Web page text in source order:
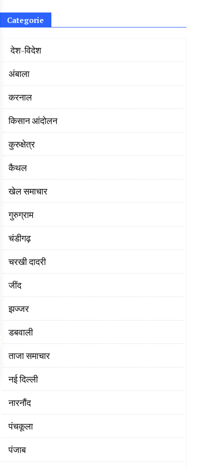
Categorie
‌ देश-विदेश
अंबाला
करनाल
किसान आंदोलन
कुरुक्षेत्र
कैथल
खेल समाचार
गुरुग्राम
चंडीगढ़
चरखी दादरी
‌जींद
झज्जर
डबवाली
ताजा समाचार
नई दिल्ली
नारनौंद
पंचकूला
पंजाब